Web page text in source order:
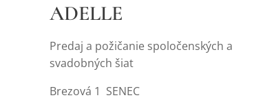
ADELLE
Predaj a požičanie spoločenských a
svadobných šiat
Brezová 1 SENEC